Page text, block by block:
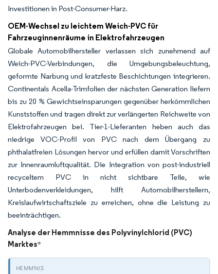
Investitionen in Post-Consumer-Harz.
OEM-Wechsel zu leichtem Weich-PVC für
Fahrzeuginnenräume in Elektrofahrzeugen
Globale Automobilhersteller verlassen sich zunehmend auf
Weich-PVC-Verbindungen, die Umgebungsbeleuchtung,
geformte Narbung und kratzfeste Beschichtungen integrieren.
Continentals Acella-Trimfolien der nächsten Generation liefern
bis zu 20 % Gewichtseinsparungen gegenüber herkömmlichen
Kunststoffen und tragen direkt zur verlängerten Reichweite von
Elektrofahrzeugen bei. Tier-1-Lieferanten heben auch das
niedrige VOC-Profil von PVC nach dem Übergang zu
phthalatfreien Lösungen hervor und erfüllen damit Vorschriften
zur Innenraumluftqualität. Die Integration von post-industriell
recyceltem PVC in nicht sichtbare Teile, wie
Unterbodenverkleidungen, hilft Automobilherstellern,
Kreislaufwirtschaftsziele zu erreichen, ohne die Leistung zu
beeinträchtigen.
Analyse der Hemmnisse des Polyvinylchlorid (PVC)
Marktes*